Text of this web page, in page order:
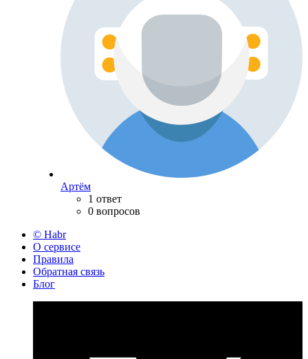
Артём
1 ответ
0 вопросов
© Habr
О сервисе
Правила
Обратная связь
Блог